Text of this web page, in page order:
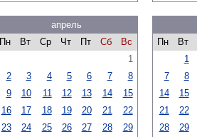
апрель
Пн
Вт Ср Чт Пт Сб
Вс
1
2
3 4 5 6 7
8
9
10 11 12 13 14
15
16
17 18 19 20 21
22
23
24 25 26 27 28
29
Пн
Вт
1
7
8
14
15
21
22
28
29